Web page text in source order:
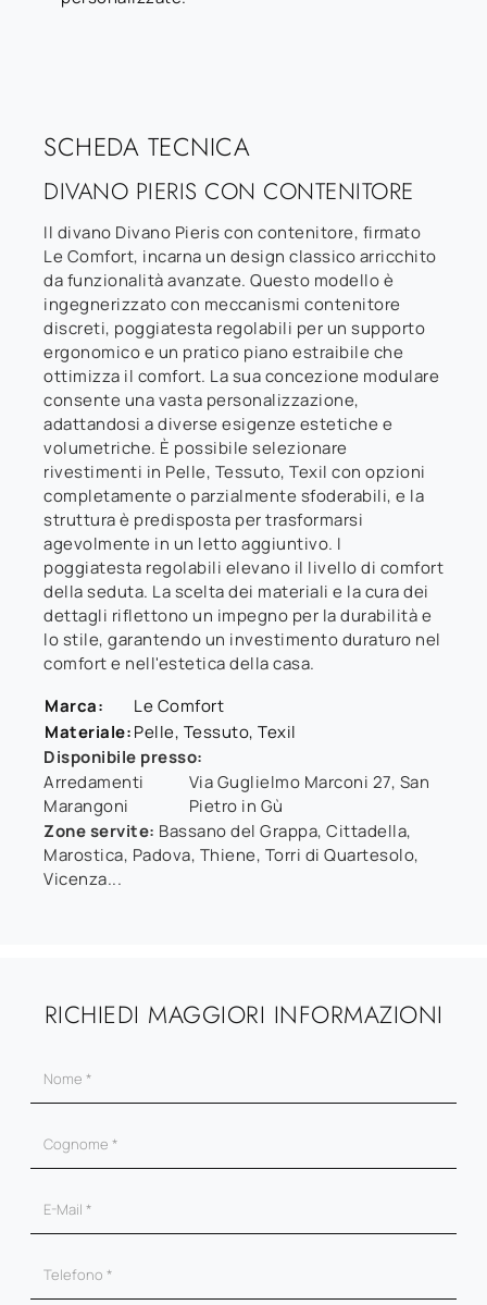
SCHEDA TECNICA
DIVANO PIERIS CON CONTENITORE
Il divano Divano Pieris con contenitore, firmato
Le Comfort, incarna un design classico arricchito
da funzionalità avanzate. Questo modello è
ingegnerizzato con meccanismi contenitore
discreti, poggiatesta regolabili per un supporto
ergonomico e un pratico piano estraibile che
ottimizza il comfort. La sua concezione modulare
consente una vasta personalizzazione,
adattandosi a diverse esigenze estetiche e
volumetriche. È possibile selezionare
rivestimenti in Pelle, Tessuto, Texil con opzioni
completamente o parzialmente sfoderabili, e la
struttura è predisposta per trasformarsi
agevolmente in un letto aggiuntivo. I
poggiatesta regolabili elevano il livello di comfort
della seduta. La scelta dei materiali e la cura dei
dettagli riflettono un impegno per la durabilità e
lo stile, garantendo un investimento duraturo nel
comfort e nell'estetica della casa.
Marca:
Le Comfort
Materiale:Pelle, Tessuto, Texil
Disponibile presso:
Arredamenti
Marangoni
Via Guglielmo Marconi 27, San
Pietro in Gù
Zone servite: Bassano del Grappa, Cittadella,
Marostica, Padova, Thiene, Torri di Quartesolo,
Vicenza...
RICHIEDI MAGGIORI INFORMAZIONI